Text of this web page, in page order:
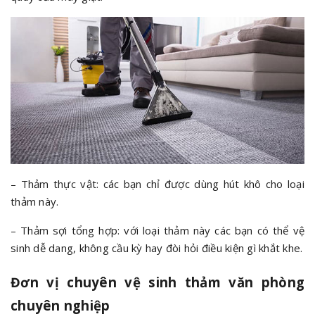
– Thảm thực vật: các bạn chỉ được dùng hút khô cho loại
thảm này.
– Thảm sợi tổng hợp: với loại thảm này các bạn có thể vệ
sinh dễ dang, không cầu kỳ hay đòi hỏi điều kiện gì khắt khe.
Đơn vị chuyên vệ sinh thảm văn phòng
chuyên nghiệp